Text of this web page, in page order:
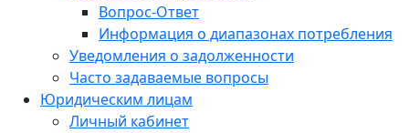
Вопрос-Ответ
Информация о диапазонах потребления
Уведомления о задолженности
Часто задаваемые вопросы
Юридическим лицам
Личный кабинет